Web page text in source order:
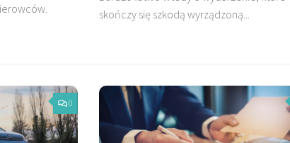
skończy się szkodą wyrządzoną...
0